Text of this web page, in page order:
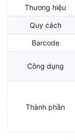
Thương hiệu
Quy cách
Barcode
Công dụng
Thành phần